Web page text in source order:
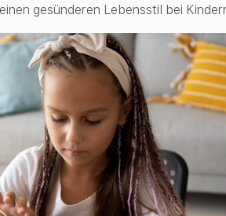
gesünderen Lebensstil bei